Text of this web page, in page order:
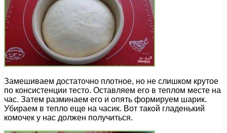
Замешиваем достаточно плотное, но не слишком крутое
по консистенции тесто. Оставляем его в теплом месте на
час. Затем разминаем его и опять формируем шарик.
Убираем в тепло еще на часик. Вот такой гладенький
комочек у нас должен получиться.